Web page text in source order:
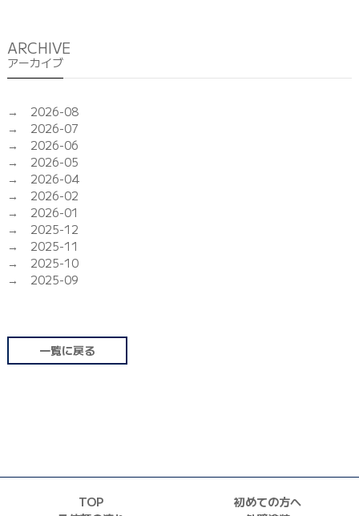
ARCHIVE
アーカイブ
2026-08
2026-07
2026-06
2026-05
2026-04
2026-02
2026-01
2025-12
2025-11
2025-10
2025-09
一覧に戻る
TOP
初めての方へ